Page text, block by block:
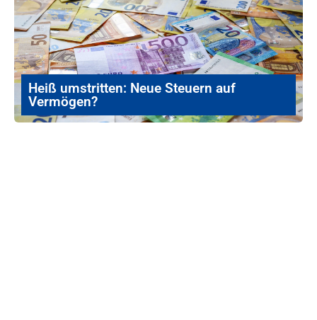
Heiß umstritten: Neue Steuern auf
Vermögen?